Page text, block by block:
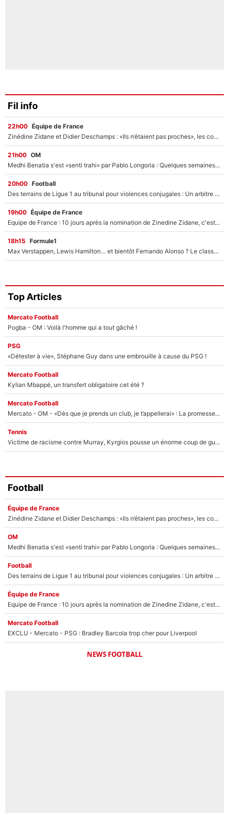
Fil info
22h00 Équipe de France
Zinédine Zidane et Didier Deschamps : «Ils n’étaient pas proches», les confidences d’un membre de l’équipe de France 1998 sur leur relation spéciale
21h00 OM
Medhi Benatia s'est «senti trahi» par Pablo Longoria : Quelques semaines après son départ, l'ancien directeur de football de l'OM règle ses comptes
20h00 Football
Des terrains de Ligue 1 au tribunal pour violences conjugales : Un arbitre français encourt une peine de 18 mois de prison !
19h00 Équipe de France
Equipe de France : 10 jours après la nomination de Zinedine Zidane, c'est au tour de son fils de prendre un nouveau départ !
18h15 Formule1
Max Verstappen, Lewis Hamilton… et bientôt Fernando Alonso ? Le classement des pilotes les mieux payés en Formule 1 risque de changer !
Top Articles
Mercato Football
Pogba - OM : Voilà l'homme qui a tout gâché !
PSG
«Détester à vie», Stéphane Guy dans une embrouille à cause du PSG !
Mercato Football
Kylian Mbappé, un transfert obligatoire cet été ?
Mercato Football
Mercato - OM - «Dès que je prends un club, je t’appellerai» : La promesse de Marcelino au moment de claquer la porte
Tennis
Victime de racisme contre Murray, Kyrgios pousse un énorme coup de gueule !
Football
Équipe de France
Zinédine Zidane et Didier Deschamps : «Ils n’étaient pas proches», les confidences d’un membre de l’équipe de France 1998 sur leur relation spéciale
OM
Medhi Benatia s'est «senti trahi» par Pablo Longoria : Quelques semaines après son départ, l'ancien directeur de football de l'OM règle ses comptes
Football
Des terrains de Ligue 1 au tribunal pour violences conjugales : Un arbitre français encourt une peine de 18 mois de prison !
Équipe de France
Equipe de France : 10 jours après la nomination de Zinedine Zidane, c'est au tour de son fils de prendre un nouveau départ !
Mercato Football
EXCLU - Mercato - PSG : Bradley Barcola trop cher pour Liverpool
NEWS FOOTBALL